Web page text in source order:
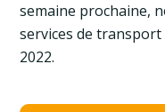
semaine prochaine,
services de
2022.